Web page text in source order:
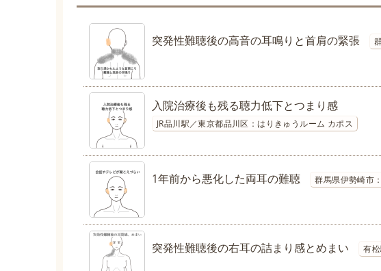
突発性難聴後の高音の耳鳴りと首肩の緊張
入院治療後も残る聴力低下とつまり感
JR品川駅／東京都品川区：はりきゅうルーム カポス
1年前から悪化した両耳の難聴 群馬県伊勢崎市
突発性難聴後の右耳の詰まり感とめまい 有